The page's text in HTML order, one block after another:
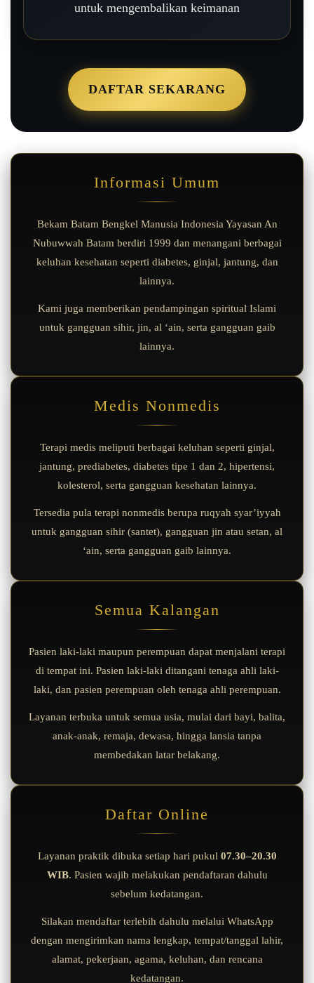
untuk mengembalikan keimanan
DAFTAR SEKARANG
Informasi Umum
Bekam Batam Bengkel Manusia Indonesia Yayasan An
Nubuwwah Batam berdiri 1999 dan menangani berbagai
keluhan kesehatan seperti diabetes, ginjal, jantung, dan
lainnya.
Kami juga memberikan pendampingan spiritual Islami
untuk gangguan sihir, jin, al ‘ain, serta gangguan gaib
lainnya.
Medis Nonmedis
Terapi medis meliputi berbagai keluhan seperti ginjal,
jantung, prediabetes, diabetes tipe 1 dan 2, hipertensi,
kolesterol, serta gangguan kesehatan lainnya.
Tersedia pula terapi nonmedis berupa ruqyah syar’iyyah
untuk gangguan sihir (santet), gangguan jin atau setan, al
‘ain, serta gangguan gaib lainnya.
Semua Kalangan
Pasien laki-laki maupun perempuan dapat menjalani terapi
di tempat ini. Pasien laki-laki ditangani tenaga ahli laki-
laki, dan pasien perempuan oleh tenaga ahli perempuan.
Layanan terbuka untuk semua usia, mulai dari bayi, balita,
anak-anak, remaja, dewasa, hingga lansia tanpa
membedakan latar belakang.
Daftar Online
Layanan praktik dibuka setiap hari pukul 07.30–20.30
WIB. Pasien wajib melakukan pendaftaran dahulu
sebelum kedatangan.
Silakan mendaftar terlebih dahulu melalui WhatsApp
dengan mengirimkan nama lengkap, tempat/tanggal lahir,
alamat, pekerjaan, agama, keluhan, dan rencana
kedatangan.